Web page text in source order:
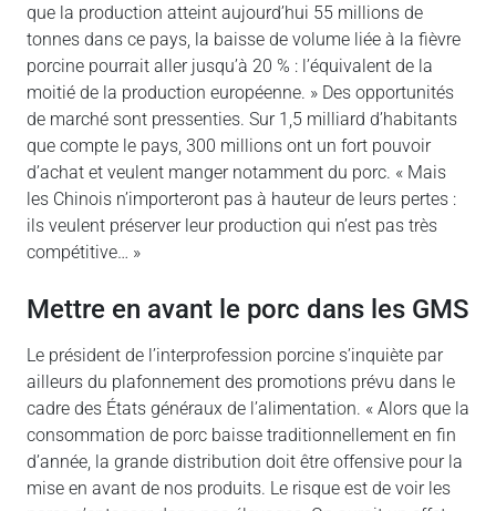
que la production atteint aujourd’hui 55 millions de
tonnes dans ce pays, la baisse de volume liée à la fièvre
porcine pourrait aller jusqu’à 20 % : l’équivalent de la
moitié de la production européenne. » Des opportunités
de marché sont pressenties. Sur 1,5 milliard d’habitants
que compte le pays, 300 millions ont un fort pouvoir
d’achat et veulent manger notamment du porc. « Mais
les Chinois n’importeront pas à hauteur de leurs pertes :
ils veulent préserver leur production qui n’est pas très
compétitive… »
Mettre en avant le porc dans les GMS
Le président de l’interprofession porcine s’inquiète par
ailleurs du plafonnement des promotions prévu dans le
cadre des États généraux de l’alimentation. « Alors que la
consommation de porc baisse traditionnellement en fin
d’année, la grande distribution doit être offensive pour la
mise en avant de nos produits. Le risque est de voir les